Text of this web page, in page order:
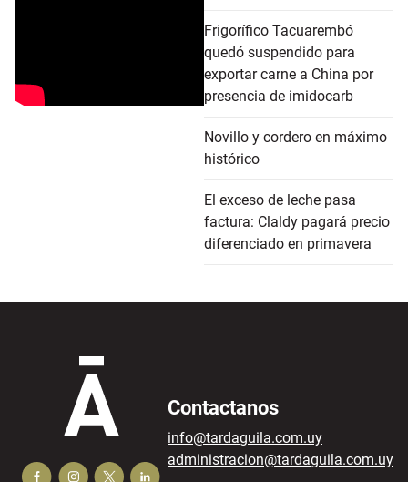
Frigorífico Tacuarembó
quedó suspendido para
exportar carne a China por
presencia de imidocarb
Novillo y cordero en máximo
histórico
El exceso de leche pasa
factura: Claldy pagará precio
diferenciado en primavera
Contactanos
info@tardaguila.com.uy
administracion@tardaguila.com.uy